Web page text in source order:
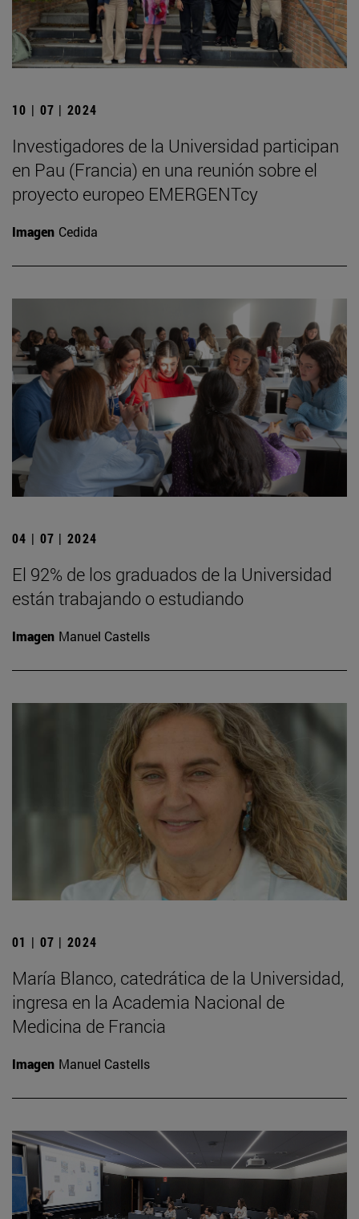
10 | 07 | 2024
Investigadores de la Universidad participan
en Pau (Francia) en una reunión sobre el
proyecto europeo EMERGENTcy
Imagen Cedida
04 | 07 | 2024
El 92% de los graduados de la Universidad
están trabajando o estudiando
Imagen Manuel Castells
01 | 07 | 2024
María Blanco, catedrática de la Universidad,
ingresa en la Academia Nacional de
Medicina de Francia
Imagen Manuel Castells